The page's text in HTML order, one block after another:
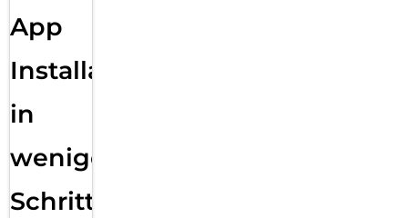
App
Installation
in
wenigen
Schritten